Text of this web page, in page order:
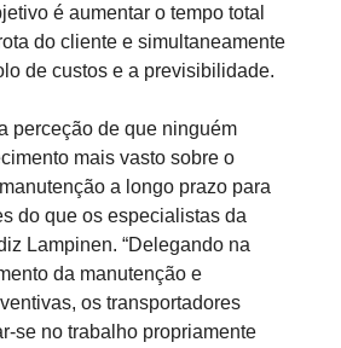
é aumentar o tempo total
do cliente e simultaneamente
de custos e a previsibilidade.
perceção de que ninguém
mais vasto sobre o
a longo prazo para
do que os especialistas da
Lampinen. “Delegando na
da manutenção e
os transportadores
se no trabalho propriamente